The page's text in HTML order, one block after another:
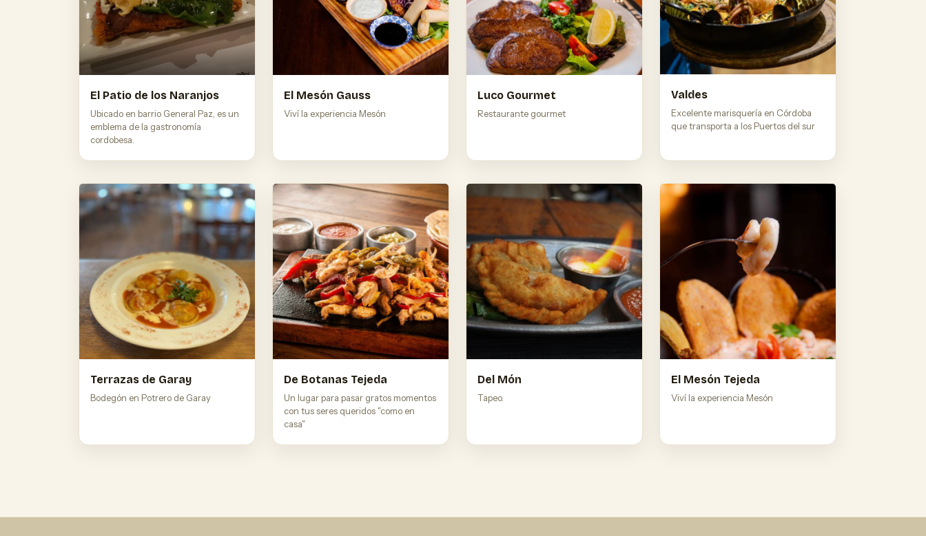
El Patio de los Naranjos
Ubicado en barrio General Paz, es un
emblema de la gastronomía
cordobesa.
El Mesón Gauss
Viví la experiencia Mesón
Luco Gourmet
Restaurante gourmet
Valdes
Excelente marisquería en Córdoba
que transporta a los Puertos del sur
Terrazas de Garay
Bodegón en Potrero de Garay
De Botanas Tejeda
Un lugar para pasar gratos momentos
con tus seres queridos "como en
casa"
Del Món
Tapeo.
El Mesón Tejeda
Viví la experiencia Mesón